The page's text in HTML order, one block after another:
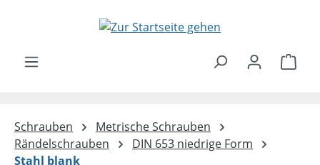
Zum Hauptinhalt springen
Schrauben
Metrische Schrauben
Rändelschrauben
DIN 653 niedrige Form
Stahl blank